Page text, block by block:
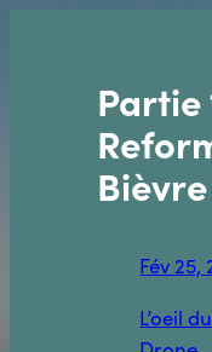
Partie
Bièvre
Fév 25,
L’oeil